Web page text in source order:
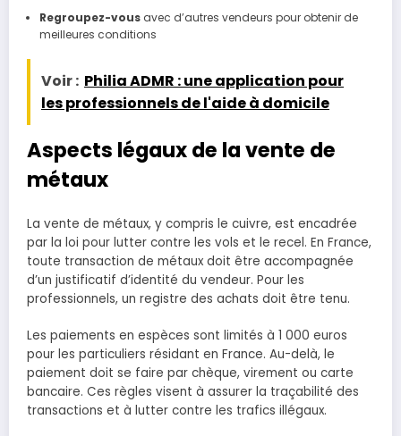
Regroupez-vousavec d’autres vendeurs pour obtenir de
meilleures conditions
Voir : Philia ADMR : une application pour
les professionnels de l'aide à domicile
Aspects légaux de la vente de
métaux
La vente de métaux, y compris le cuivre, est encadrée
par la loi pour lutter contre les vols et le recel. En France,
toute transaction de métaux doit être accompagnée
d’un justificatif d’identité du vendeur. Pour les
professionnels, un registre des achats doit être tenu.
Les paiements en espèces sont limités à 1 000 euros
pour les particuliers résidant en France. Au-delà, le
paiement doit se faire par chèque, virement ou carte
bancaire. Ces règles visent à assurer la traçabilité des
transactions et à lutter contre les trafics illégaux.